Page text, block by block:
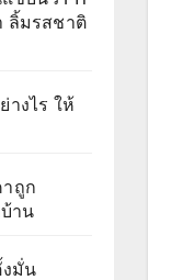
ลิ้มรสชาติ
างไร ให้
ถูก
าน
งมั่น